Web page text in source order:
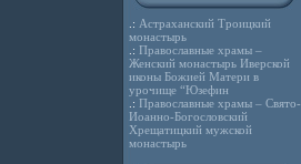
.: Астраханский Троицкий
монастырь
.: Православные храмы –
Женский монастырь Иверской
иконы Божией Матери в
урочище “Юзефин
.: Православные храмы – Свято-
Иоанно-Богословский
Хрещатицкий мужской
монастырь